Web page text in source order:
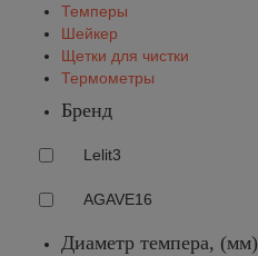
Темперы
Шейкер
Щетки для чистки
Термометры
Бренд
Lelit3
AGAVE16
Диаметр темпера, (мм)